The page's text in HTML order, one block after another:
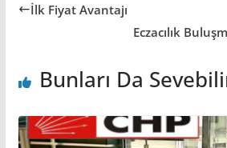
İlk Fiyat Avantajı
Eczacılık
Bunları Da